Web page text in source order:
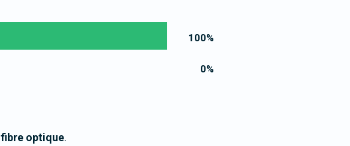
100%
0%
fibre optique.